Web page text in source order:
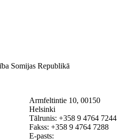
Somijas Republikā
Armfeltintie 10, 00150
Helsinki
Tālrunis: +358 9 4764 7244
Fakss: +358 9 4764 7288
E-pasts: